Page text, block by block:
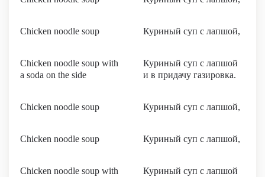
Chicken noodle soup Куриный суп с лапшой,
Chicken noodle soup with
a soda on the side
Куриный суп с лапшой
и в придачу газировка.
Chicken noodle soup Куриный суп с лапшой,
Chicken noodle soup Куриный суп с лапшой,
Chicken noodle soup with
Куриный суп с лапшой